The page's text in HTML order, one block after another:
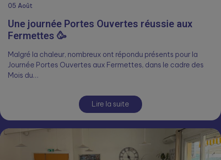
05 Août
Une journée Portes Ouvertes réussie aux
Fermettes 🥳
Malgré la chaleur, nombreux ont répondu présents pour la
Journée Portes Ouvertes aux Fermettes, dans le cadre des
Mois du…
Lire la suite